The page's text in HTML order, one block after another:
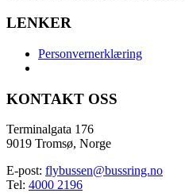
LENKER
Personvernerklæring
KONTAKT OSS
Terminalgata 176
9019 Tromsø, Norge
E-post: flybussen@bussring.no
Tel: 4000 2196